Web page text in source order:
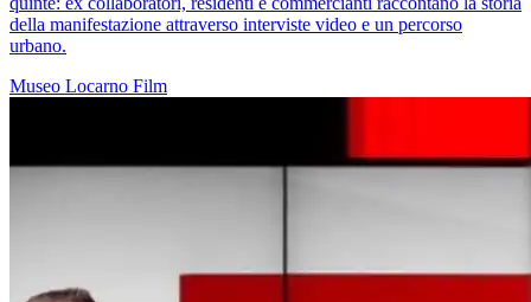
della manifestazione attraverso interviste video e un percorso
urbano.
Museo Locarno Film